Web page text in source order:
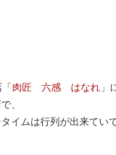
肉匠 六感 はなれ 」
、
イムは行列が出来てい